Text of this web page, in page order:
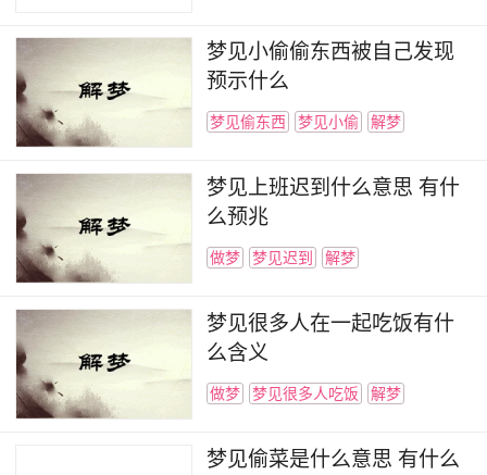
梦见小偷偷东西被自己发现
预示什么
梦见偷东西 梦见小偷 解梦
梦见上班迟到什么意思 有什
么预兆
做梦 梦见迟到 解梦
梦见很多人在一起吃饭有什
么含义
做梦 梦见很多人吃饭 解梦
梦见偷菜是什么意思 有什么